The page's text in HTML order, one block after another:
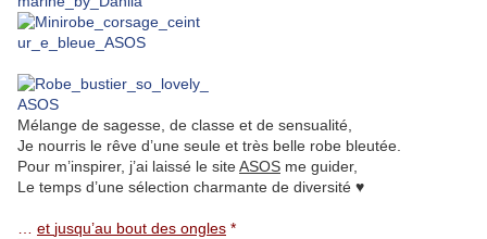
Mélange de sagesse, de classe et de sensualité,
Je nourris le rêve d’une seule et très belle robe bleutée.
Pour m’inspirer, j’ai laissé le siteASOS me guider,
Le temps d’une sélection charmante de diversité ♥
et jusqu’au bout des ongles *